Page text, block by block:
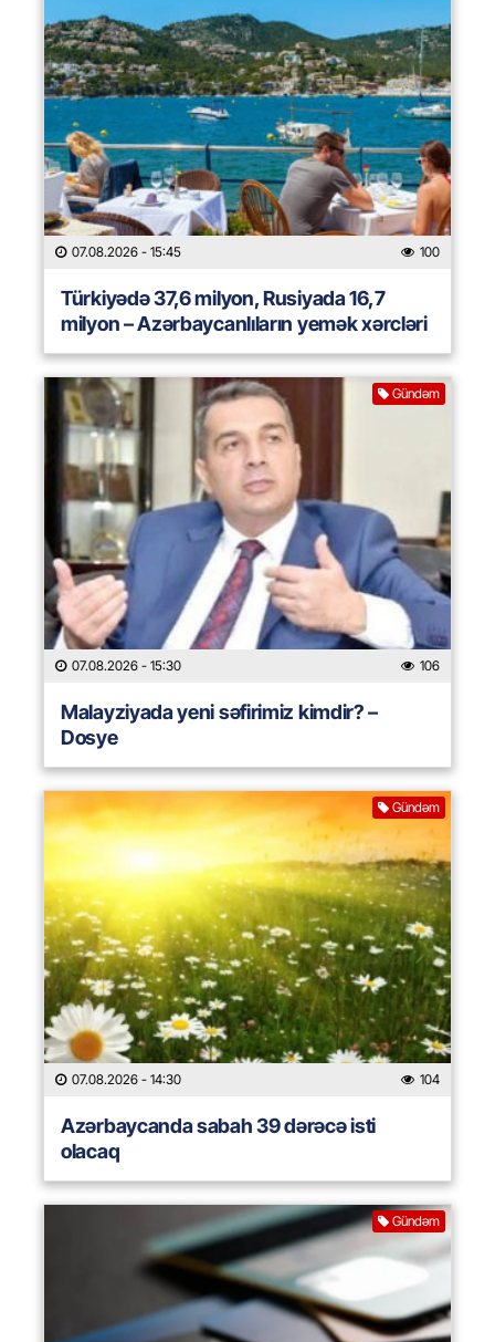
07.08.2026 - 15:45 100
Türkiyədə 37,6 milyon, Rusiyada 16,7
milyon – Azərbaycanlıların yemək xərcləri
Gündəm
07.08.2026 - 15:30 106
Malayziyada yeni səfirimiz kimdir? –
Dosye
Gündəm
07.08.2026 - 14:30 104
Azərbaycanda sabah 39 dərəcə isti
olacaq
Gündəm